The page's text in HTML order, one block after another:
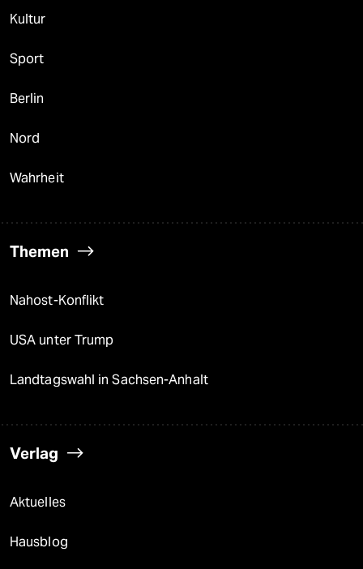
Kultur
Sport
Berlin
Nord
Wahrheit
Themen
Nahost-Konflikt
USA unter Trump
Landtagswahl in Sachsen-Anhalt
Verlag
Aktuelles
Hausblog